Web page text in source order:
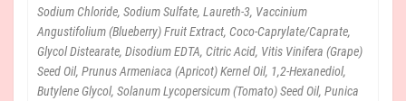
Sodium Chloride, Sodium Sulfate, Laureth-3, Vaccinium
Angustifolium (Blueberry) Fruit Extract, Coco-Caprylate/Caprate,
Glycol Distearate, Disodium EDTA, Citric Acid, Vitis Vinifera (Grape)
Seed Oil, Prunus Armeniaca (Apricot) Kernel Oil, 1,2-Hexanediol,
Butylene Glycol, Solanum Lycopersicum (Tomato) Seed Oil, Punica